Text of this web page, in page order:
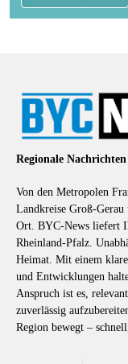
Regionale
Von den Metropolen
Landkreise Groß-
Ort. BYC-News liefert
Rheinland-Pfalz.
Heimat. Mit einem
und Entwicklungen
Anspruch ist es,
zuverlässig
Region bewegt –